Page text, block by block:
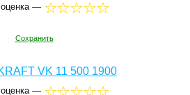
—
Сохранить
VK 11 500 1900
—